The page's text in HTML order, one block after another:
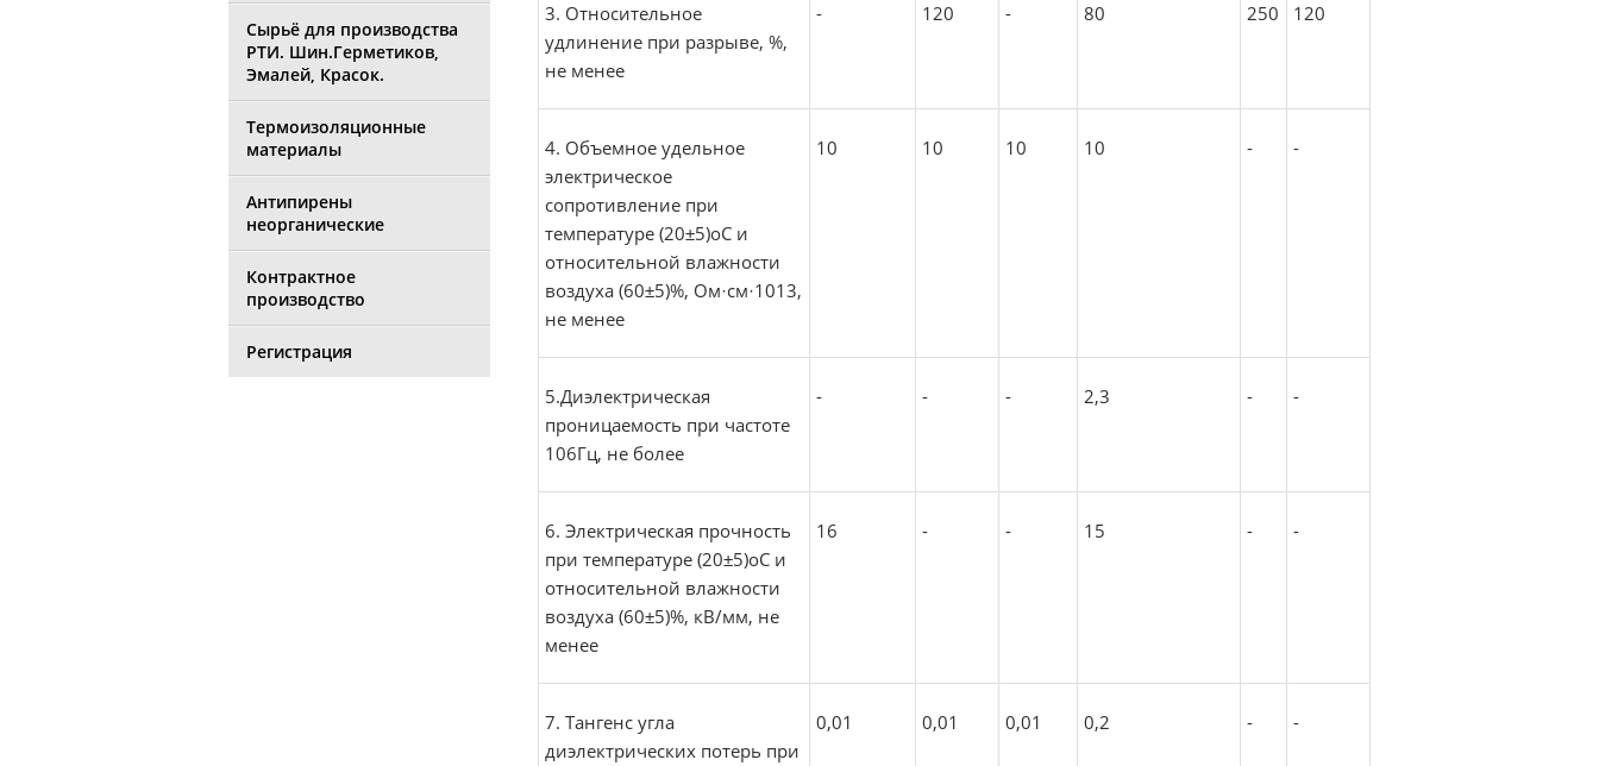
Сырьё для производства
РТИ. Шин.Герметиков,
Эмалей, Красок.
Термоизоляционные
материалы
Антипирены
неорганические
Контрактное
производство
Регистрация
3. Относительное
удлинение при разрыве, %,
не менее
- 120 - 80 250 120
4. Объемное удельное
электрическое
сопротивление при
температуре (20±5)оС и
относительной влажности
воздуха (60±5)%, Ом·см·1013,
не менее
10 10 10 10 - -
5.Диэлектрическая
проницаемость при частоте
106Гц, не более
- - - 2,3 - -
6. Электрическая прочность
при температуре (20±5)оС и
относительной влажности
воздуха (60±5)%, кВ/мм, не
менее
16 - - 15 - -
7. Тангенс угла
диэлектрических потерь при
0,01 0,01 0,01 0,2 - -